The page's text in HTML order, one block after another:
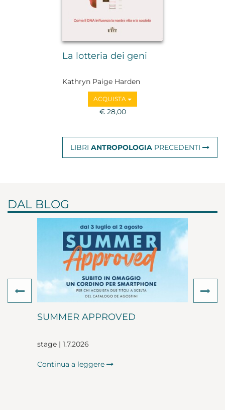
La lotteria dei geni
Kathryn Paige Harden
ACQUISTA
€ 28,00
LIBRI ANTROPOLOGIA PRECEDENTI
DAL BLOG
SUMMER APPROVED
stage | 1.7.2026
Continua a leggere
Previous